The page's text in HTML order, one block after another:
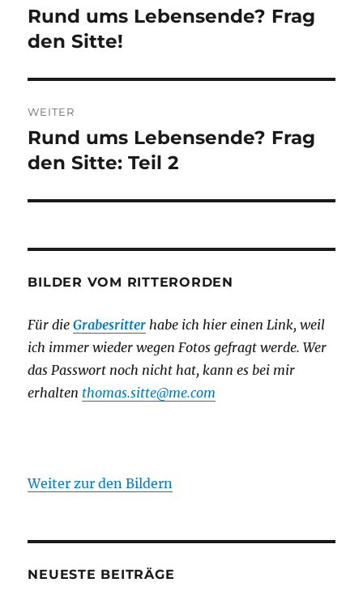
Vorheriger
Beitrag:
Rund ums Lebensende? Frag
den Sitte!
WEITER
Nächster
Beitrag:
Rund ums Lebensende? Frag
den Sitte: Teil 2
BILDER VOM RITTERORDEN
Für dieGrabesritter habe ich hier einen Link,weil
ich immer wieder wegen Fotos gefragt werde. Wer
das Passwort noch nicht hat, kann es bei mir
erhalten thomas.sitte@me.com
Weiter zur den Bildern
NEUESTE BEITRÄGE